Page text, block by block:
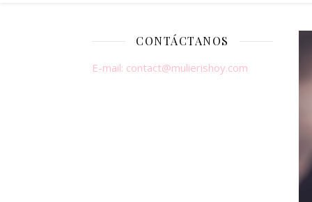
CONTÁCTANOS
E-mail: contact@mulierishoy.com